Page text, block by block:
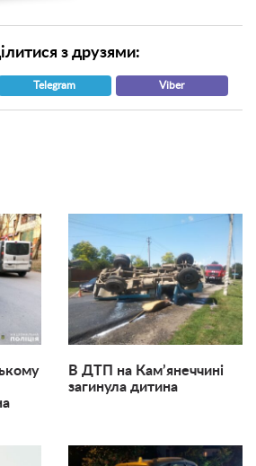
з друзями:
Telegram Viber
В ДТП на Кам’янеччині
загинула дитина